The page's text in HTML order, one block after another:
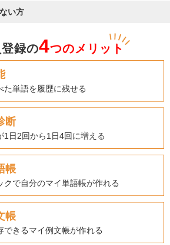
い方
録の4つのメリット
た単語を履歴に残せる
断
1日2回から1日4回に増える
帳
クで自分のマイ単語帳が作れる
帳
できるマイ例文帳が作れる